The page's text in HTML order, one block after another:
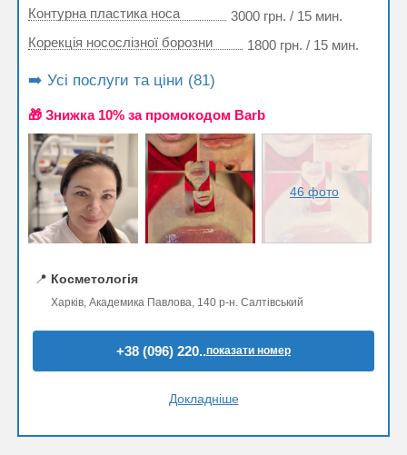
Контурна пластика носа
3000 грн. / 15 мин.
Корекція носослізної борозни
1800 грн. / 15 мин.
➡️ Усі послуги та ціни (81)
🎁 Знижка 10% за промокодом Barb
46 фото
📍 Косметологія
Харків, Академика Павлова, 140 р-н. Салтівський
+38 (096) 220..показати номер
Докладніше